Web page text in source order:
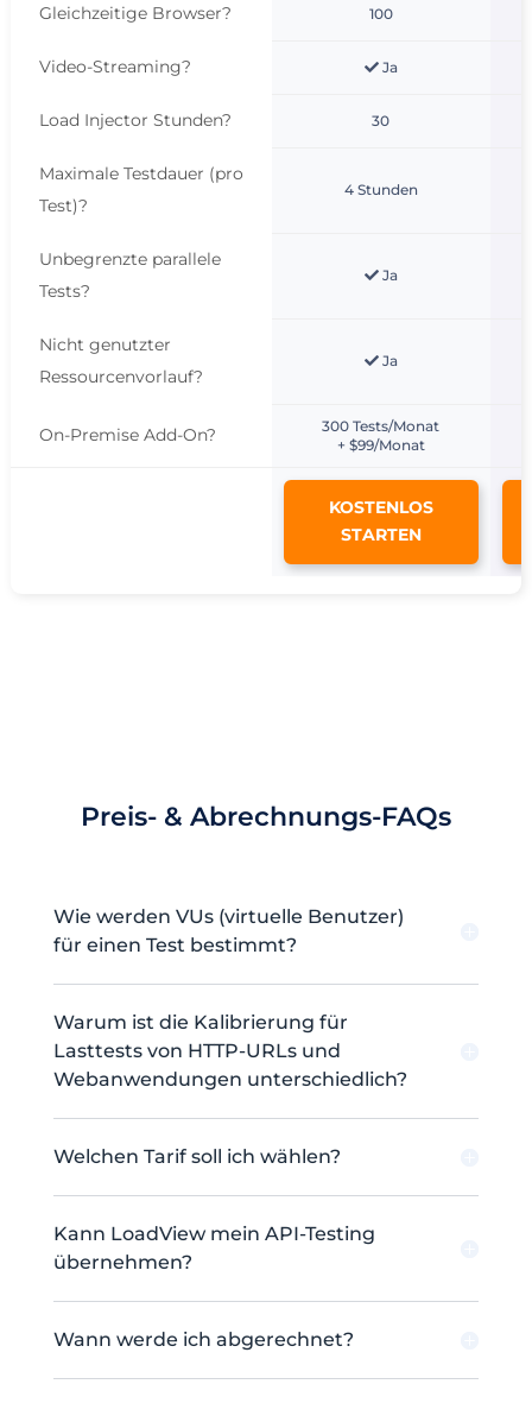
Gleichzeitige Browser? 100
Video-Streaming? Ja
Load Injector Stunden? 30
Maximale Testdauer (pro
Test)?
4 Stunden
Unbegrenzte parallele
Tests?
Ja
Nicht genutzter
Ressourcenvorlauf?
Ja
On-Premise Add-On?
300 Tests/Monat
+ $99/Monat
KOSTENLOS
STARTEN
Preis- & Abrechnungs-FAQs
Wie werden VUs (virtuelle Benutzer)
für einen Test bestimmt?
Warum ist die Kalibrierung für
Lasttests von HTTP-URLs und
Webanwendungen unterschiedlich?
Welchen Tarif soll ich wählen?
Kann LoadView mein API-Testing
übernehmen?
Wann werde ich abgerechnet?